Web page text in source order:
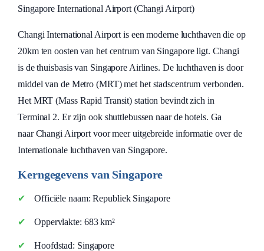
Singapore International Airport (Changi Airport)
Changi International Airport is een moderne luchthaven die op
20km ten oosten van het centrum van Singapore ligt. Changi
is de thuisbasis van Singapore Airlines. De luchthaven is door
middel van de Metro (MRT) met het stadscentrum verbonden.
Het MRT (Mass Rapid Transit) station bevindt zich in
Terminal 2. Er zijn ook shuttlebussen naar de hotels. Ga
naar Changi Airport voor meer uitgebreide informatie over de
Internationale luchthaven van Singapore.
Kerngegevens van Singapore
Officiële naam: Republiek Singapore
Oppervlakte: 683 km²
Hoofdstad: Singapore